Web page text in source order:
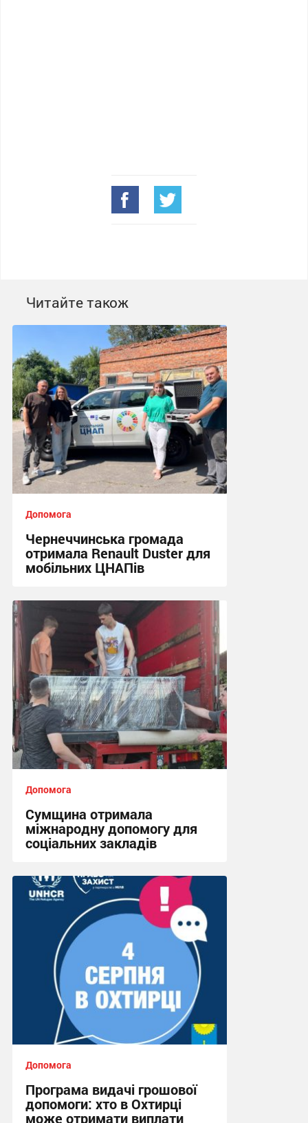
Читайте також
Допомога
Чернеччинська громада
отримала Renault Duster для
мобільних ЦНАПів
16:29, 7.08.2026
Допомога
Сумщина отримала
міжнародну допомогу для
соціальних закладів
08:45, 31.07.2026
Допомога
Програма видачі грошової
допомоги: хто в Охтирці
може отримати виплати